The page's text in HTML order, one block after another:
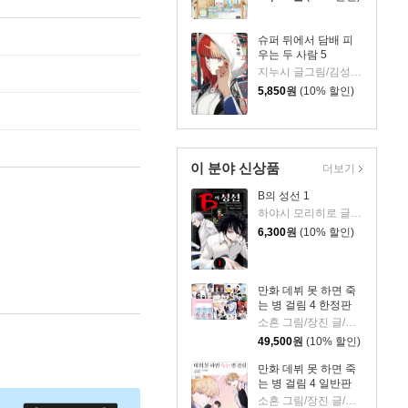
슈퍼 뒤에서 담배 피
우는 두 사람 5
지누시 글그림/김성래 역
5,850원 (10% 할인)
이 분야 신상품
B의 성선 1
6,300원 (10% 할인)
만화 데뷔 못 하면 죽
는 병 걸림 4 한정판
소흔 그림/장진 글/백덕수 원저
49,500원 (10% 할인)
만화 데뷔 못 하면 죽
는 병 걸림 4 일반판
소흔 그림/장진 글/백덕수 원저
더보기